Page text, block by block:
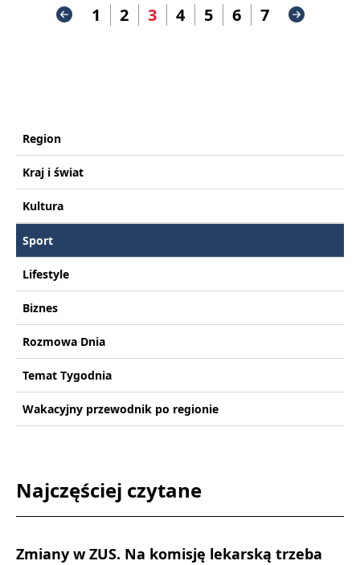
1 2 3 4 5 6 7
Region
Kraj i świat
Kultura
Sport
Lifestyle
Biznes
Rozmowa Dnia
Temat Tygodnia
Wakacyjny przewodnik po regionie
Najczęściej czytane
Zmiany w ZUS. Na komisję lekarską trzeba